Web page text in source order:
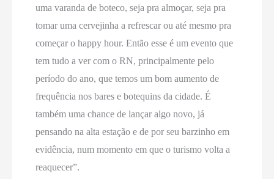
uma varanda de boteco, seja pra almoçar, seja pra
tomar uma cervejinha a refrescar ou até mesmo pra
começar o happy hour. Então esse é um evento que
tem tudo a ver com o RN, principalmente pelo
período do ano, que temos um bom aumento de
frequência nos bares e botequins da cidade. É
também uma chance de lançar algo novo, já
pensando na alta estação e de por seu barzinho em
evidência, num momento em que o turismo volta a
reaquecer”.